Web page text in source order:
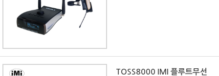
TOSS8000 IMI 플루트무선